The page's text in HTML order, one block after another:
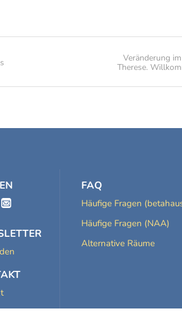
Veränderung
Therese.
FAQ
Häufige Fragen
Häufige Fragen (NAA)
Alternative Räume